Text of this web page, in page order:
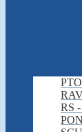
RS
PON